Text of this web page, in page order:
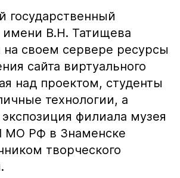
государственный
имени В.Н. Татищева
на своем сервере ресурсы
сайта виртуального
над проектом, студенты
технологии, а
филиала музея
РФ в Знаменске
творческого